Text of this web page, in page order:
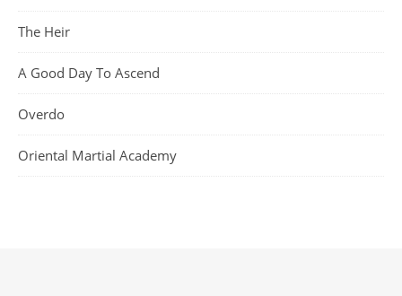
The Heir
A Good Day To Ascend
Overdo
Oriental Martial Academy